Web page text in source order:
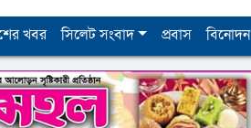
খবর সিলেট সংবাদ প্রবাস বিনোদন